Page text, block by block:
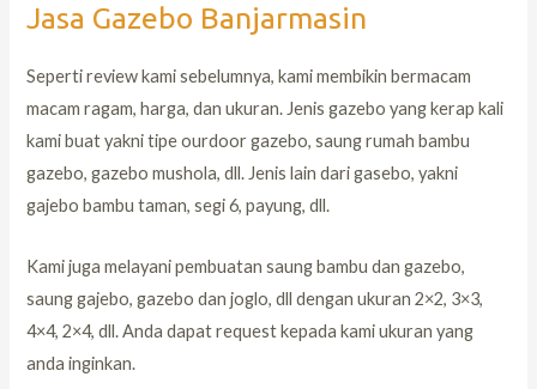
Jasa Gazebo Banjarmasin
Seperti review kami sebelumnya, kami membikin bermacam
macam ragam, harga, dan ukuran. Jenis gazebo yang kerap kali
kami buat yakni tipe ourdoor gazebo, saung rumah bambu
gazebo, gazebo mushola, dll. Jenis lain dari gasebo, yakni
gajebo bambu taman, segi 6, payung, dll.
Kami juga melayani pembuatan saung bambu dan gazebo,
saung gajebo, gazebo dan joglo, dll dengan ukuran 2×2, 3×3,
4×4, 2×4, dll. Anda dapat request kepada kami ukuran yang
anda inginkan.